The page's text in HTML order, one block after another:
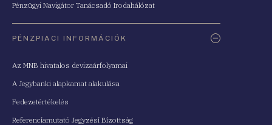
Pénzügyi Navigátor Tanácsadó Irodahálózat
PÉNZPIACI INFORMÁCIÓK
Az MNB hivatalos devizaárfolyamai
A Jegybanki alapkamat alakulása
Fedezetértékelés
Referenciamutató Jegyzési Bizottság